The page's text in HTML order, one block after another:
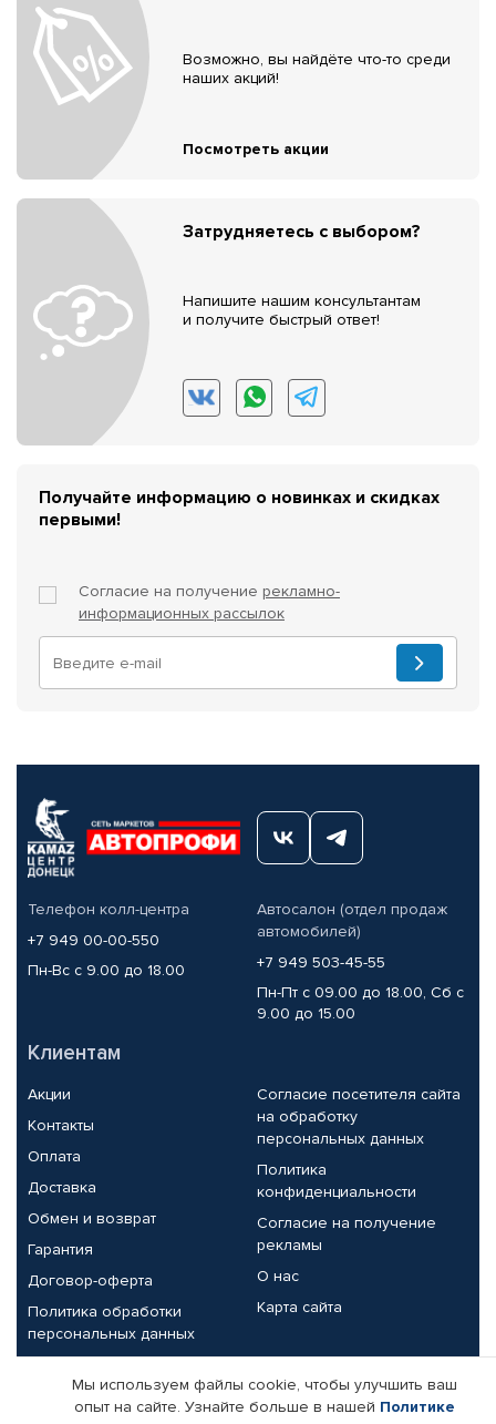
Возможно, вы найдёте что-то среди
наших акций!
Посмотреть акции
Затрудняетесь с выбором?
Напишите нашим консультантам
и получите быстрый ответ!
Получайте информацию о новинках и скидках
первыми!
Согласие на получение рекламно-
информационных рассылок
Телефон колл-центра
+7 949 00-00-550
Пн-Вс с 9.00 до 18.00
Автосалон (отдел продаж
автомобилей)
+7 949 503-45-55
Пн-Пт с 09.00 до 18.00, Сб с
9.00 до 15.00
Клиентам
Акции
Контакты
Оплата
Доставка
Обмен и возврат
Гарантия
Договор-оферта
Политика обработки
персональных данных
Согласие посетителя сайта
на обработку
персональных данных
Политика
конфиденциальности
Согласие на получение
рекламы
О нас
Карта сайта
Партнерам
Мы используем файлы cookie, чтобы улучшить ваш
опыт на сайте. Узнайте больше в нашей Политике